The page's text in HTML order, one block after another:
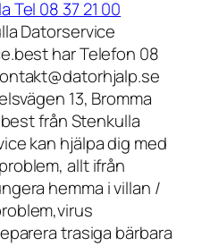
Tel 08 37 21 00
Datorservice
har Telefon 08
13, Bromma
från Stenkulla
kan hjälpa dig med
allt ifrån
hemma i villan /
trasiga bärbara